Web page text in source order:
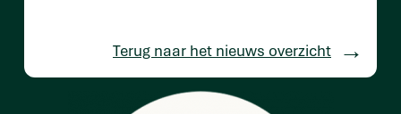
Terug naar het nieuws overzicht